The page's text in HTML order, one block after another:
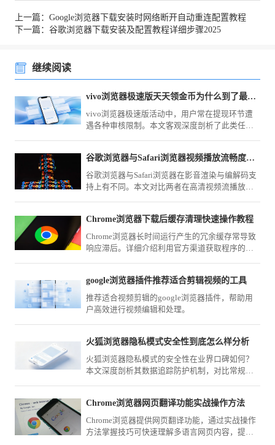
上一篇：Google浏览器下载安装时网络断开自动重连配置教程
下一篇：谷歌浏览器下载安装及配置教程详细步骤2025
继续阅读
vivo浏览器极速版天天领金币为什么到了最终提现总翻车
vivo浏览器极速版活动中，用户常在提现环节遭
遇各种审核限制。本文客观深度剖析了此类任务
谷歌浏览器与Safari浏览器视频播放流畅度对比
谷歌浏览器与Safari浏览器在影音渲染与编解码支
持上有不同。本文对比两者在高清视频流播放、
Chrome浏览器下载后缓存清理快速操作教程
Chrome浏览器长时间运行产生的冗余缓存常导致
响应滞后。详细介绍利用官方渠道获取程序的逻
器始终保持轻盈状态，即便在长期使用后也能获
得如新机般的响应速度。
google浏览器插件推荐适合剪辑视频的工具
推荐适合视频剪辑的google浏览器插件，帮助用
户高效进行视频编辑和处理。
火狐浏览器隐私模式安全性到底怎么样分析
火狐浏览器隐私模式的安全性在业界口碑如何？
本文深度剖析其数据追踪防护机制，对比常规模
Chrome浏览器网页翻译功能实战操作方法
Chrome浏览器提供网页翻译功能，通过实战操作
方法掌握技巧可快速理解多语言网页内容，提高